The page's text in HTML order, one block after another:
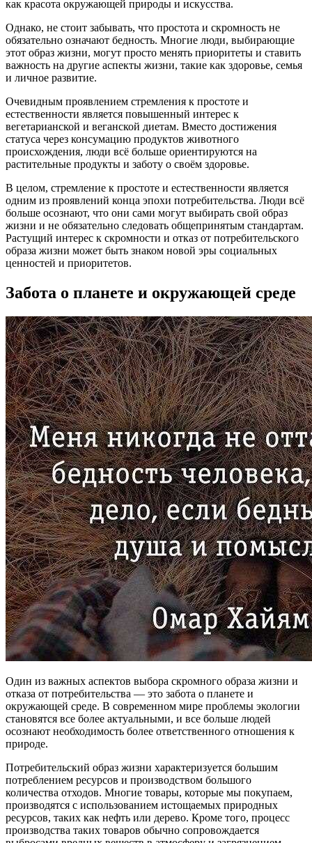
как красота окружающей природы и искусства.
Однако, не стоит забывать, что простота и скромность не
обязательно означают бедность. Многие люди, выбирающие
этот образ жизни, могут просто менять приоритеты и ставить
важность на другие аспекты жизни, такие как здоровье, семья
и личное развитие.
Очевидным проявлением стремления к простоте и
естественности является повышенный интерес к
вегетарианской и веганской диетам. Вместо достижения
статуса через консумацию продуктов животного
происхождения, люди всё больше ориентируются на
растительные продукты и заботу о своём здоровье.
В целом, стремление к простоте и естественности является
одним из проявлений конца эпохи потребительства. Люди всё
больше осознают, что они сами могут выбирать свой образ
жизни и не обязательно следовать общепринятым стандартам.
Растущий интерес к скромности и отказ от потребительского
образа жизни может быть знаком новой эры социальных
ценностей и приоритетов.
Забота о планете и окружающей среде
Один из важных аспектов выбора скромного образа жизни и
отказа от потребительства — это забота о планете и
окружающей среде. В современном мире проблемы экологии
становятся все более актуальными, и все больше людей
осознают необходимость более ответственного отношения к
природе.
Потребительский образ жизни характеризуется большим
потреблением ресурсов и производством большого
количества отходов. Многие товары, которые мы покупаем,
производятся с использованием истощаемых природных
ресурсов, таких как нефть или дерево. Кроме того, процесс
производства таких товаров обычно сопровождается